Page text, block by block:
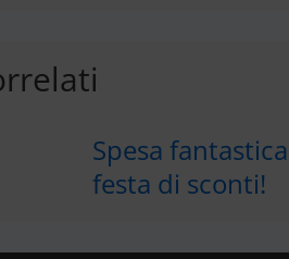
Spesa
festa di sconti!